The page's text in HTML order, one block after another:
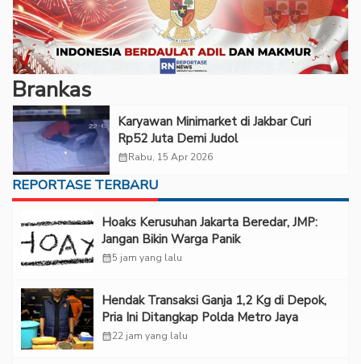
Brankas
Karyawan Minimarket di Jakbar Curi
Rp52 Juta Demi Judol
calendar_monthRabu, 15 Apr 2026
REPORTASE TERBARU
Hoaks Kerusuhan Jakarta Beredar, JMP:
Jangan Bikin Warga Panik
calendar_month5 jam yang lalu
Hendak Transaksi Ganja 1,2 Kg di Depok,
Pria Ini Ditangkap Polda Metro Jaya
calendar_month22 jam yang lalu